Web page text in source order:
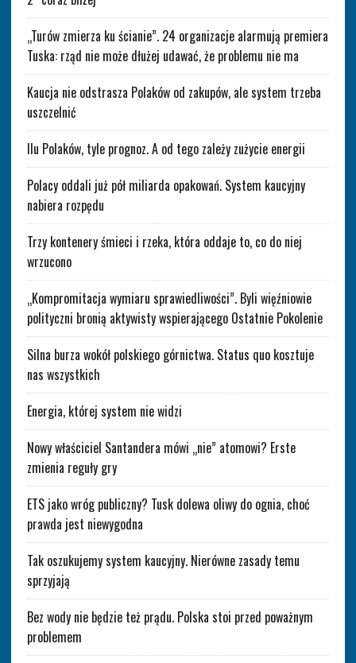
„Turów zmierza ku ścianie”. 24 organizacje alarmują premiera
Tuska: rząd nie może dłużej udawać, że problemu nie ma
Kaucja nie odstrasza Polaków od zakupów, ale system trzeba
uszczelnić
Ilu Polaków, tyle prognoz. A od tego zależy zużycie energii
Polacy oddali już pół miliarda opakowań. System kaucyjny
nabiera rozpędu
Trzy kontenery śmieci i rzeka, która oddaje to, co do niej
wrzucono
„Kompromitacja wymiaru sprawiedliwości”. Byli więźniowie
polityczni bronią aktywisty wspierającego Ostatnie Pokolenie
Silna burza wokół polskiego górnictwa. Status quo kosztuje
nas wszystkich
Energia, której system nie widzi
Nowy właściciel Santandera mówi „nie” atomowi? Erste
zmienia reguły gry
ETS jako wróg publiczny? Tusk dolewa oliwy do ognia, choć
prawda jest niewygodna
Tak oszukujemy system kaucyjny. Nierówne zasady temu
sprzyjają
Bez wody nie będzie też prądu. Polska stoi przed poważnym
problemem